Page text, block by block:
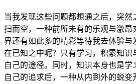
当我发现这些问题都想通之后，突
扫而空，一种前所未有的乐观与激昂
界还有如此多的精彩等待我去体验
在已知之中呢？只有学习，积累知识
自己的途径。同时，知识本身也是学
自己的追求后，一种从内到外的蜕变